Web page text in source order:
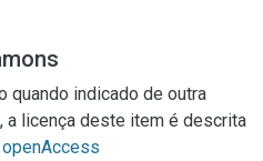
quando indicado de outra
a licença deste item é descrita
openAccess